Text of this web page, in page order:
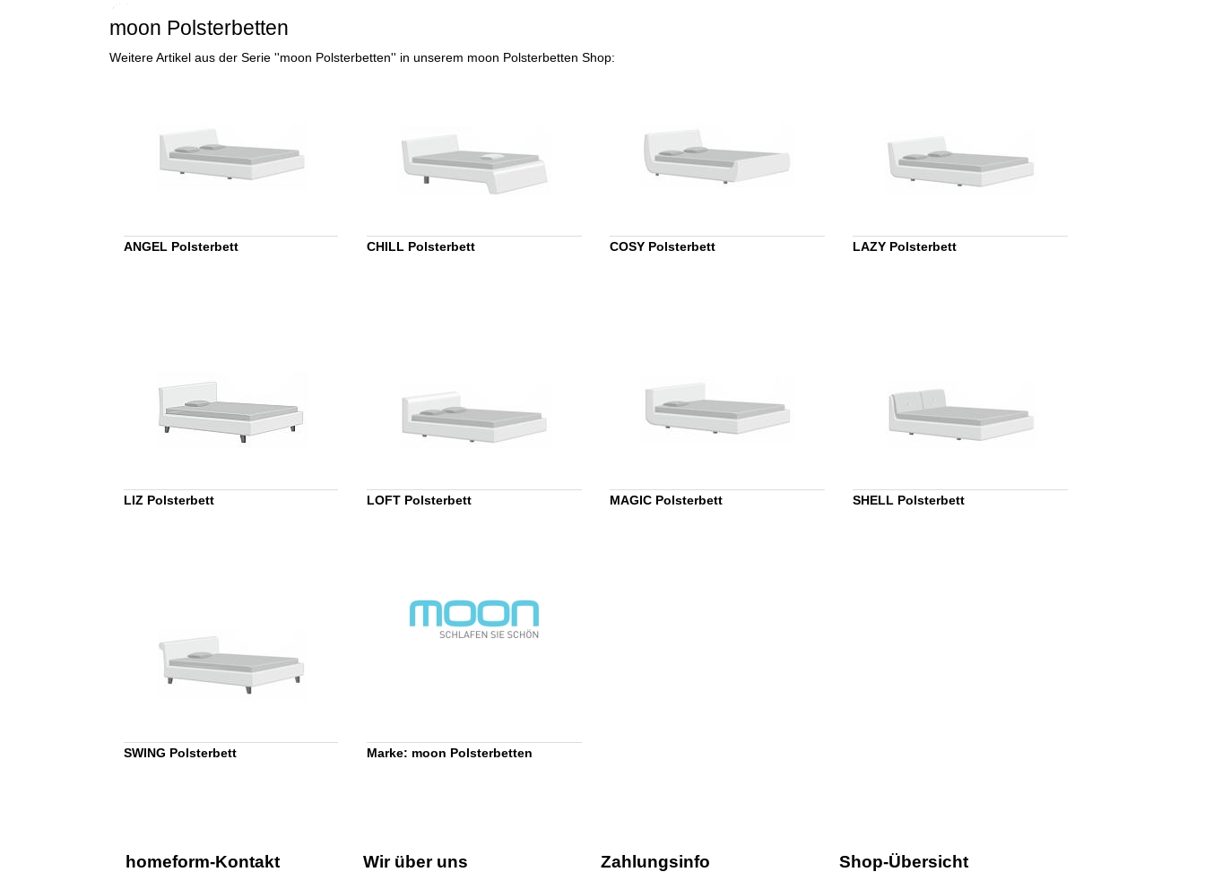
moon Polsterbetten
Weitere Artikel aus der Serie ''moon Polsterbetten'' in unserem moon Polsterbetten Shop:
ANGEL Polsterbett CHILL Polsterbett COSY Polsterbett LAZY Polsterbett
LIZ Polsterbett LOFT Polsterbett MAGIC Polsterbett SHELL Polsterbett
SWING Polsterbett Marke: moon Polsterbetten
homeform-Kontakt Wir über uns Zahlungsinfo Shop-Übersicht